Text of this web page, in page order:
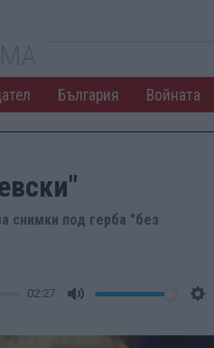
България Войната
снимки под герба "без
02:27